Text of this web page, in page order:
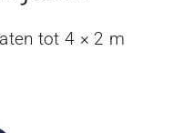
tot 4 × 2 m